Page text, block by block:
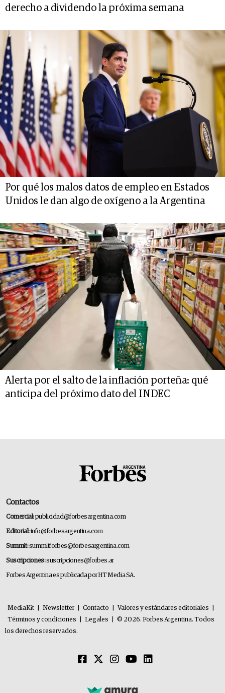
derecho a dividendo la próxima semana
Por qué los malos datos de empleo en Estados
Unidos le dan algo de oxígeno a la Argentina
Alerta por el salto de la inflación porteña: qué
anticipa del próximo dato del INDEC
Contactos
Comercial:publicidad@forbesargentina.com
Editorial:info@forbesargentina.com
Summit:summitforbes@forbesargentina.com
Suscripciones:suscripciones@forbes.ar
Forbes Argentina es publicada por HT Media SA.
MediaKit Newsletter Contacto Valores y estándares editoriales
Términos y condiciones
Legales
© 2026. Forbes Argentina. Todos
los derechos reservados.